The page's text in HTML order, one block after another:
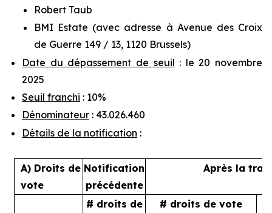
Robert Taub
BMI Estate (avec adresse à Avenue des Croix
de Guerre 149 / 13, 1120 Brussels)
Date du dépassement de seuil : le 20 novembre
2025
Seuil franchi : 10%
Dénominateur : 43.026.460
Détails de la notification :
A) Droits de
vote
Notification
précédente
Après la
# droits de
# droits de vote